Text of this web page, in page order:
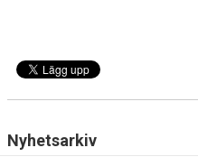
Nyhetsarkiv